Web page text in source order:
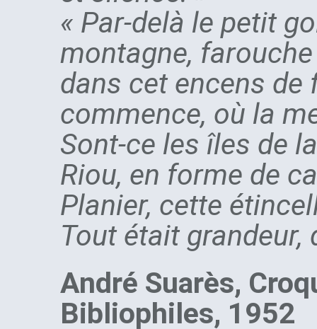
« Par-delà le petit
montagne,
dans cet encens de
commence, où la
Sont-ce les îles de
Riou, en forme de
Planier, cette
Tout était grandeur,
André Suarès,
Bibliophiles, 1952